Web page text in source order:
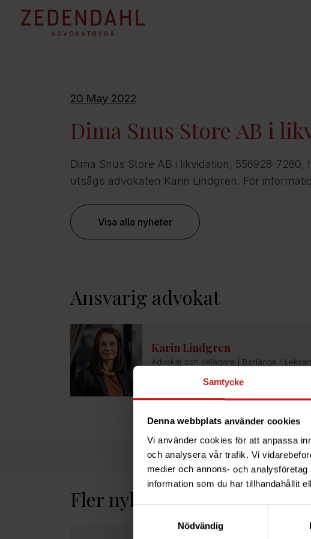
Samtycke
Denna webbplats använder cookies
Vi använder cookies för att anpassa
och analysera vår trafik. Vi
medier och annons- och
information som du har tillhandahållit
Nödvändig
20 May 2022
Dima Snus Store AB i
Dima Snus Store AB i likvidation, 556928-
utsågs advokaten Karin Lindgren. För
Visa alla nyheter
Ansvarig advokat
Karin Lindgren
Advokat och delägare | Borlänge /
Fler nyheter